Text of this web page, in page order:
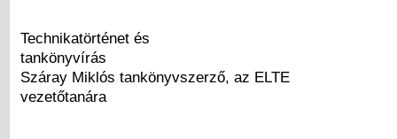
Technikatörténet és
tankönyvírás
Száray Miklós tankönyvszerző, az ELTE
vezetőtanára